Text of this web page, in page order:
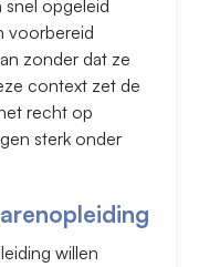
opgeleid
voorbereid
zonder dat ze
context zet de
recht op
sterk onder
willen